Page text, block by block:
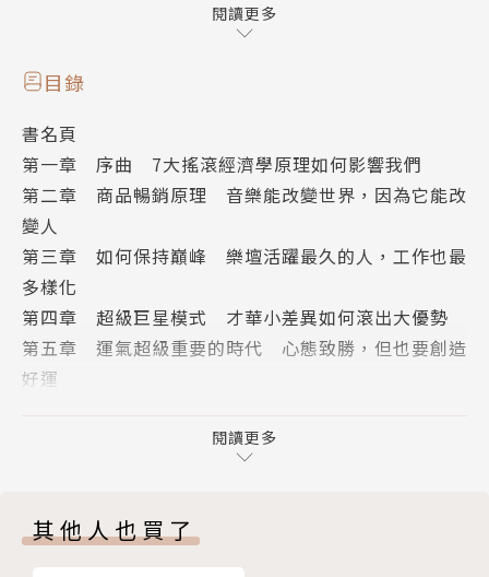
為什麼巨星們得意於票房秒殺，天后泰勒絲卻拉長售票
為什麼沒賣過一張實體唱片的獨立音樂人，卻逆勢名利
為什麼很多音樂人就像被詐欺一樣，不斷遭到所屬公司
的不公平對待？
被譽為「真正改變經濟學」的克魯格教授，帶你進入有
趣的搖滾經濟學世界，
到音樂產業後台轉一轉，你也可以擁有巨星思維，在人
生重要時刻，做出更好決策。
名列世界前50大經濟學家、普林斯頓大學教授克魯格
當今市場的變化與音樂產業的發展趨勢非常相似，正走
作，並從中領悟全新的生存與成功之道。克魯格當時的
閱讀更多
目錄
書名頁
第一章 序曲 7大搖滾經濟學原理如何影響我們
第二章 商品暢銷原理 音樂能改變世界，因為它能改
變人
第三章 如何保持巔峰 樂壇活躍最久的人，工作也最
多樣化
第四章 超級巨星模式 才華小差異如何滾出大優勢
第五章 運氣超級重要的時代 心態致勝，但也要創造
好運
第七章 懂點會計與法律很有必要 音樂人容易被占便
第八章 如何絕地重生 創造對手拿不走的優勢
閱讀更多
其他人也買了